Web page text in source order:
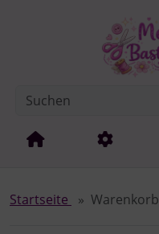
Springe zur Navigation
Startseite Warenkorb